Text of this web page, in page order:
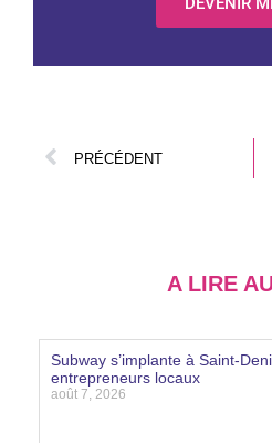
PRÉCÉDENT
A LIRE
Subway s’implante à Saint-
entrepreneurs locaux
août 7, 2026